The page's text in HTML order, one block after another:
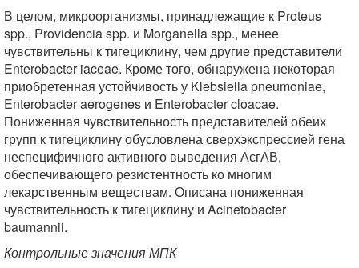
В целом, микроорганизмы, принадлежащие к Proteus
spp., Providencia spp. и Morganella spp., менее
чувствительны к тигециклину, чем другие представители
Enterobacter iaceae. Кроме того, обнаружена некоторая
приобретенная устойчивость у Klebsiella pneumoniae,
Enterobacter aerogenes и Enterobacter cloacae.
Пониженная чувствительность представителей обеих
групп к тигециклину обусловлена сверхэкспрессией гена
неспецифичного активного выведения АсгАВ,
обеспечивающего резистентность ко многим
лекарственным веществам. Описана пониженная
чувствительность к тигециклину и Acinetobacter
baumannii.
Контрольные значения МПК